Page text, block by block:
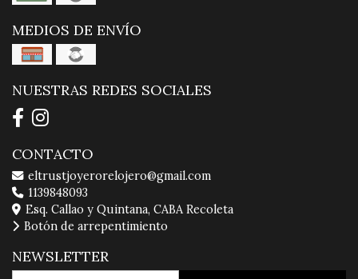
MEDIOS DE ENVÍO
NUESTRAS REDES SOCIALES
CONTACTO
eltrustjoyerorelojero@gmail.com
1139848093
Esq. Callao y Quintana, CABA Recoleta
Botón de arrepentimiento
NEWSLETTER